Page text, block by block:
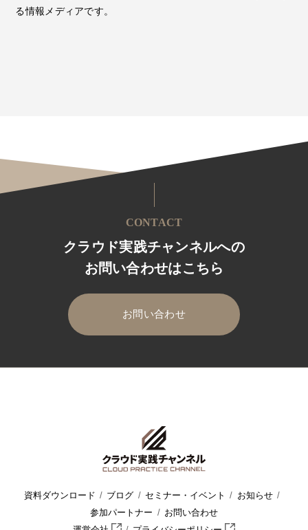
る情報メディアです。
CONTACT
クラウド実践チャンネルへの
お問い合わせはこちら
お問い合わせ
資料ダウンロード ブログ セミナー・イベント
お知らせ
参加パートナー
お問い合わせ